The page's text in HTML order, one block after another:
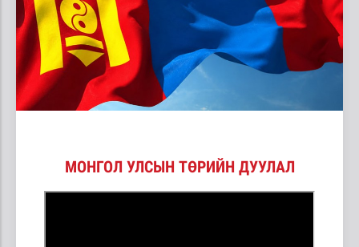
МОНГОЛ УЛСЫН ТӨРИЙН ДУУЛАЛ